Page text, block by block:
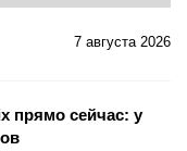
7 августа 2026
прямо сейчас: у